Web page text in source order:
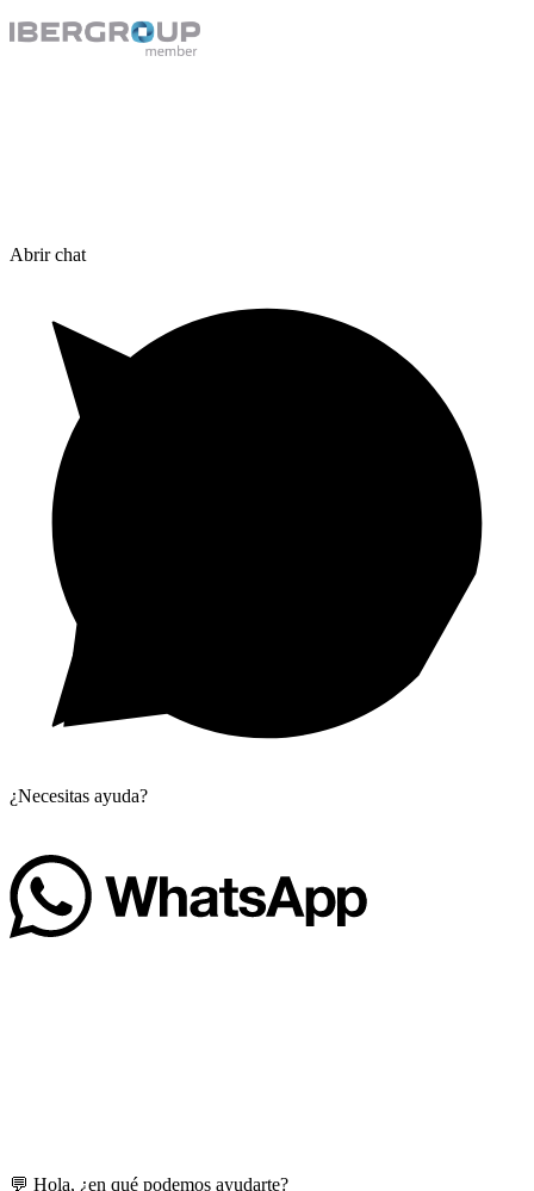
Abrir chat
¿Necesitas ayuda?
💬 Hola, ¿en qué podemos ayudarte?